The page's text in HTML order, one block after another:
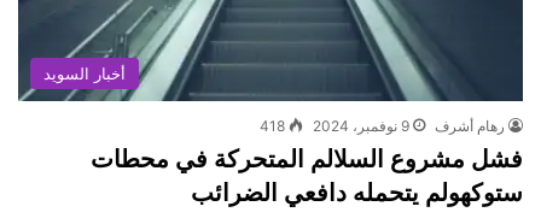
أخبار السويد
رهام أشرف 9 نوفمبر، 2024 418
فشل مشروع السلالم المتحركة في محطات
ستوكهولم يتحمله دافعي الضرائب